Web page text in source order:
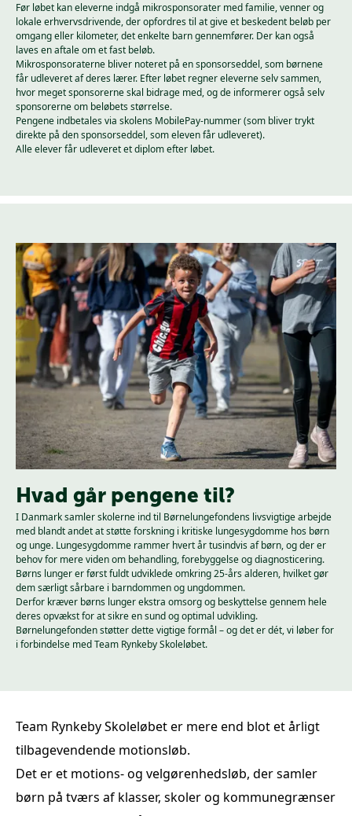
Før løbet kan eleverne indgå mikrosponsorater med familie, venner og
lokale erhvervsdrivende, der opfordres til at give et beskedent beløb per
omgang eller kilometer, det enkelte barn gennemfører. Der kan også
laves en aftale om et fast beløb.
Mikrosponsoraterne bliver noteret på en sponsorseddel, som børnene
får udleveret af deres lærer. Efter løbet regner eleverne selv sammen,
hvor meget sponsorerne skal bidrage med, og de informerer også selv
sponsorerne om beløbets størrelse.
Pengene indbetales via skolens MobilePay-nummer (som bliver trykt
direkte på den sponsorseddel, som eleven får udleveret).
Alle elever får udleveret et diplom efter løbet.
Hvad går pengene til?
I Danmark samler skolerne ind til Børnelungefondens livsvigtige arbejde
med blandt andet at støtte forskning i kritiske lungesygdomme hos børn
og unge. Lungesygdomme rammer hvert år tusindvis af børn, og der er
behov for mere viden om behandling, forebyggelse og diagnosticering.
Børns lunger er først fuldt udviklede omkring 25-års alderen, hvilket gør
dem særligt sårbare i barndommen og ungdommen.
Derfor kræver børns lunger ekstra omsorg og beskyttelse gennem hele
deres opvækst for at sikre en sund og optimal udvikling.
Børnelungefonden støtter dette vigtige formål – og det er dét, vi løber for
i forbindelse med Team Rynkeby Skoleløbet.
Team Rynkeby Skoleløbet er mere end blot et årligt
tilbagevendende motionsløb.
Det er et motions- og velgørenhedsløb, der samler
børn på tværs af klasser, skoler og kommunegrænser